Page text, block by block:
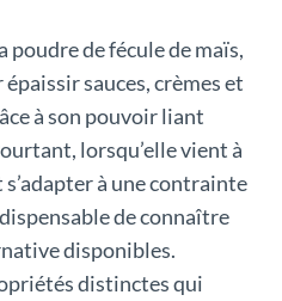
poudre de fécule de maïs,
sauces, crèmes et
à son pouvoir liant
lorsqu’elle vient à
à une contrainte
de connaître
disponibles.
distinctes qui